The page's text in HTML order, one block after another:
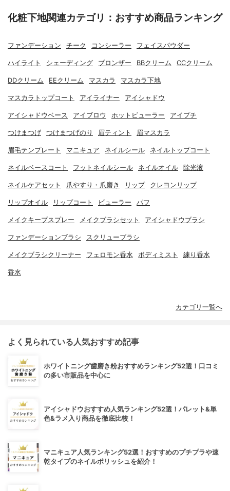
化粧下地関連カテゴリ：おすすめ商品ランキング
ファンデーション チーク コンシーラー フェイスパウダー
ハイライト シェーディング ブロンザー BBクリーム CCクリーム
DDクリーム EEクリーム マスカラ マスカラ下地
マスカラトップコート アイライナー アイシャドウ
アイシャドウベース アイブロウ ホットビューラー アイプチ
つけまつげ つけまつげのり 眉ティント 眉マスカラ
眉毛テンプレート マニキュア ネイルシール ネイルトップコート
ネイルベースコート フットネイルシール ネイルオイル 除光液
ネイルケアセット 爪やすり・爪磨き リップ クレヨンリップ
リップオイル リップコート ビューラー パフ
メイクキープスプレー メイクブラシセット アイシャドウブラシ
ファンデーションブラシ スクリューブラシ
メイクブラシクリーナー フェロモン香水 ボディミスト 練り香水
香水
カテゴリ一覧へ
よく見られている人気おすすめ記事
ホワイトニング歯磨き粉おすすめランキング52選！口コミ
の多い市販品を中心に
アイシャドウおすすめ人気ランキング52選！パレット&単
色&ラメ入り商品を徹底比較！
マニキュア人気ランキング52選！おすすめのプチプラや速
乾タイプのネイルポリッシュを紹介！